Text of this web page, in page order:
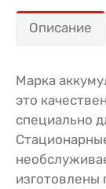
Описание
Марка
это
специально
изготовлены